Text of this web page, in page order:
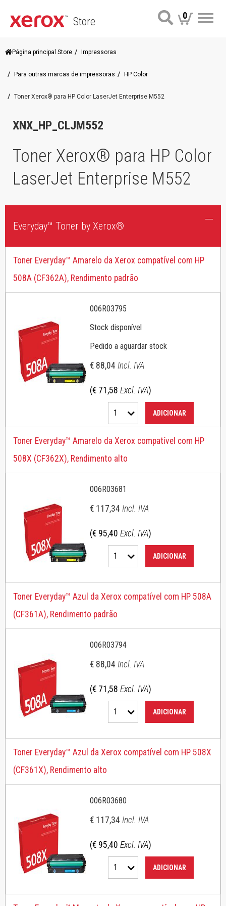
Store 0
Página principal Store Impressoras
Para outras marcas de impressoras HP Color
Toner Xerox® para HP Color LaserJet Enterprise M552
XNX_HP_CLJM552
Toner Xerox® para HP Color
LaserJet Enterprise M552
Everyday™ Toner by Xerox®
Toner Everyday™ Amarelo da Xerox compatível com HP
508A (CF362A), Rendimento padrão
006R03795
Stock disponível
Pedido a aguardar stock
€ 88,04 Incl. IVA
(€ 71,58 Excl. IVA)
1 ADICIONAR
Toner Everyday™ Amarelo da Xerox compatível com HP
508X (CF362X), Rendimento alto
006R03681
€ 117,34 Incl. IVA
(€ 95,40 Excl. IVA)
1 ADICIONAR
Toner Everyday™ Azul da Xerox compatível com HP 508A
(CF361A), Rendimento padrão
006R03794
€ 88,04 Incl. IVA
(€ 71,58 Excl. IVA)
1 ADICIONAR
Toner Everyday™ Azul da Xerox compatível com HP 508X
(CF361X), Rendimento alto
006R03680
€ 117,34 Incl. IVA
(€ 95,40 Excl. IVA)
1 ADICIONAR